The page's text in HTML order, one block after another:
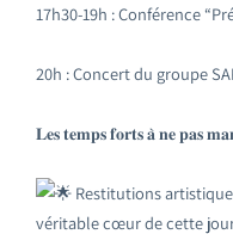
17h30-19h : Conférence
20h : Concert du groupe
𝐋𝐞𝐬 𝐭𝐞𝐦𝐩𝐬 𝐟𝐨𝐫𝐭𝐬 𝐚̀ 𝐧𝐞 𝐩𝐚𝐬
Restitutions
véritable cœur de cette